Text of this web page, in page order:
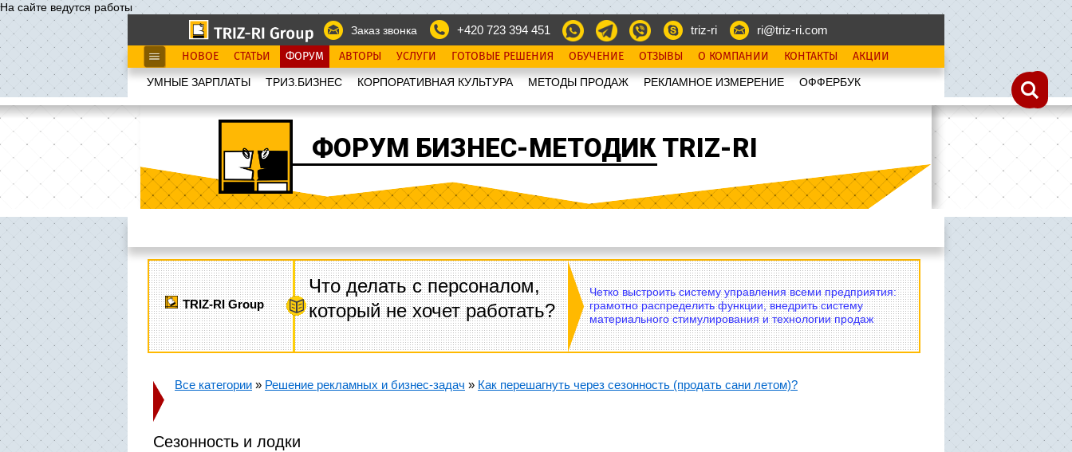
На сайте ведутся работы
Заказ звонка
+420 723 394 451 triz-ri ri@triz-ri.com
НОВОЕ СТАТЬИ ФОРУМ АВТОРЫ УСЛУГИ ГОТОВЫЕ РЕШЕНИЯ ОБУЧЕНИЕ ОТЗЫВЫ О КОМПАНИИ КОНТАКТЫ АКЦИИ
УМНЫЕ ЗАРПЛАТЫ ТРИЗ.БИЗНЕС КОРПОРАТИВНАЯ КУЛЬТУРА МЕТОДЫ ПРОДАЖ РЕКЛАМНОЕ ИЗМЕРЕНИЕ OФФЕРБУК
ФОРУМ БИЗНЕС-МЕТОДИК TRIZ-RI
TRIZ-RI Group
Что делать с персоналом,
который не хочет работать?
Четко выстроить систему управления всеми предприятия:
грамотно распределить функции, внедрить систему
материального стимулирования и технологии продаж
Все категории » Решение рекламных и бизнес-задач » Как перешагнуть через сезонность (продать сани летом)?
Сезонность и лодки